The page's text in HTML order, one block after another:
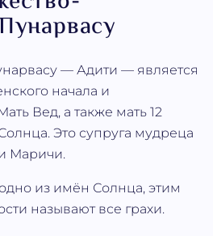
— Адити — является
начала и
Вед, а также мать 12
Это супруга мудреца
Маричи.
из имён Солнца, этим
называют все грахи.